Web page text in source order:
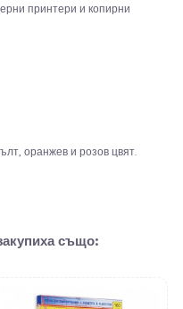
принтери и копирни
оранжев и розов цвят.
също: